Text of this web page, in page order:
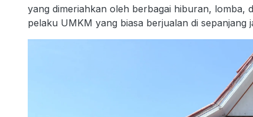
yang dimeriahkan oleh berbagai hiburan, lomba,
pelaku UMKM yang biasa berjualan di sepanjang